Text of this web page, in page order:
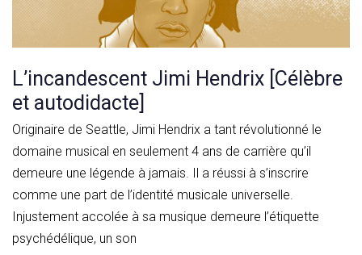
L’incandescent Jimi Hendrix [Célèbre
et autodidacte]
Originaire de Seattle, Jimi Hendrix a tant révolutionné le
domaine musical en seulement 4 ans de carrière qu’il
demeure une légende à jamais. Il a réussi à s’inscrire
comme une part de l’identité musicale universelle.
Injustement accolée à sa musique demeure l’étiquette
psychédélique, un son